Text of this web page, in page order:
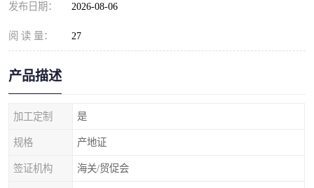
发布日期： 2026-08-06
阅 读 量： 27
产品描述
加工定制 是
规格 产地证
签证机构 海关/贸促会